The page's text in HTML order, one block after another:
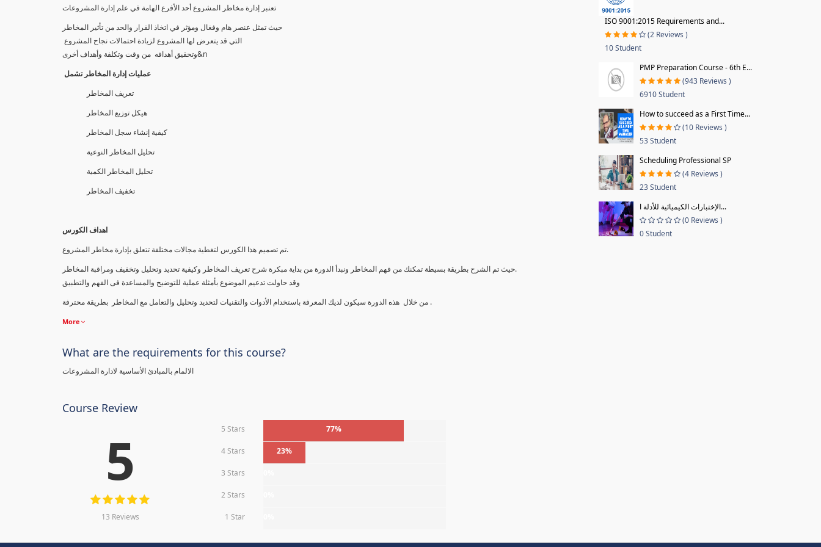
حيث تمثل عنصر هام وفغال ومؤثر في اتخاذ القرار والحد من تأثير المخاطر
وتحقيق أهدافه من وقت وتكلفة وأهداف أخرى&n
عمليات إدارة المخاطر تشمل
تعريف المخاطر
هيكل توزيع المخاطر
كيفية إنشاء سجل المخاطر
تحليل المخاطر النوعية
تحليل المخاطر الكمية
تخفيف المخاطر
اهداف الكورس
تم تصمیم ھذا الكورس لتغطیة مجالات مختلفة تتعلق بإدارة مخاطر المشروع.
حيث تم الشرح بطريقة بسيطة تمكنك من فهم المخاطر ونبدأ الدورة من بداية مبكرة شرح تعريف المخاطر وكيفية تحديد وتحليل وتخفيف ومراقبة المخاطر.
وقد حاولت تدعيم الموضوع بأمثلة عملية للتوضيح والمساعدة فى الفهم والتطبيق
من خلال هذه الدورة سيكون لديك المعرفة باستخدام الأدوات والتقنيات لتحديد وتحليل والتعامل مع المخاطر بطريقة محترفة .
More
What are the requirements for this course?
الالمام بالمبادئ الأساسية لادارة المشروعات
Course Review
5
13 Reviews
5 Stars 77%
4 Stars 23%
3 Stars
2 Stars
1 Star
ISO 9001:2015 Requirements and...
(2 Reviews )
10 Student
PMP Preparation Course - 6th E...
(943 Reviews )
6910 Student
How to succeed as a First Time...
(10 Reviews )
53 Student
Scheduling Professional SP
(4 Reviews )
23 Student
الإختبارات الكيميائية للأدلة ا...
(0 Reviews )
0 Student